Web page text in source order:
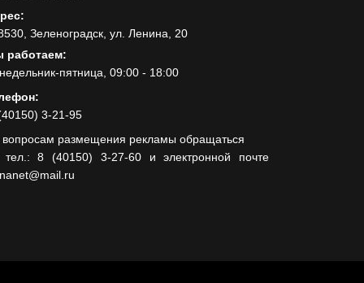
Зеленоградск, ул. Ленина, 20
работаем:
пятница, 09:00 - 18:00
3-21-95
размещения рекламы обращаться
тел.: 8 (40150) 3-27-60 и электронной почте